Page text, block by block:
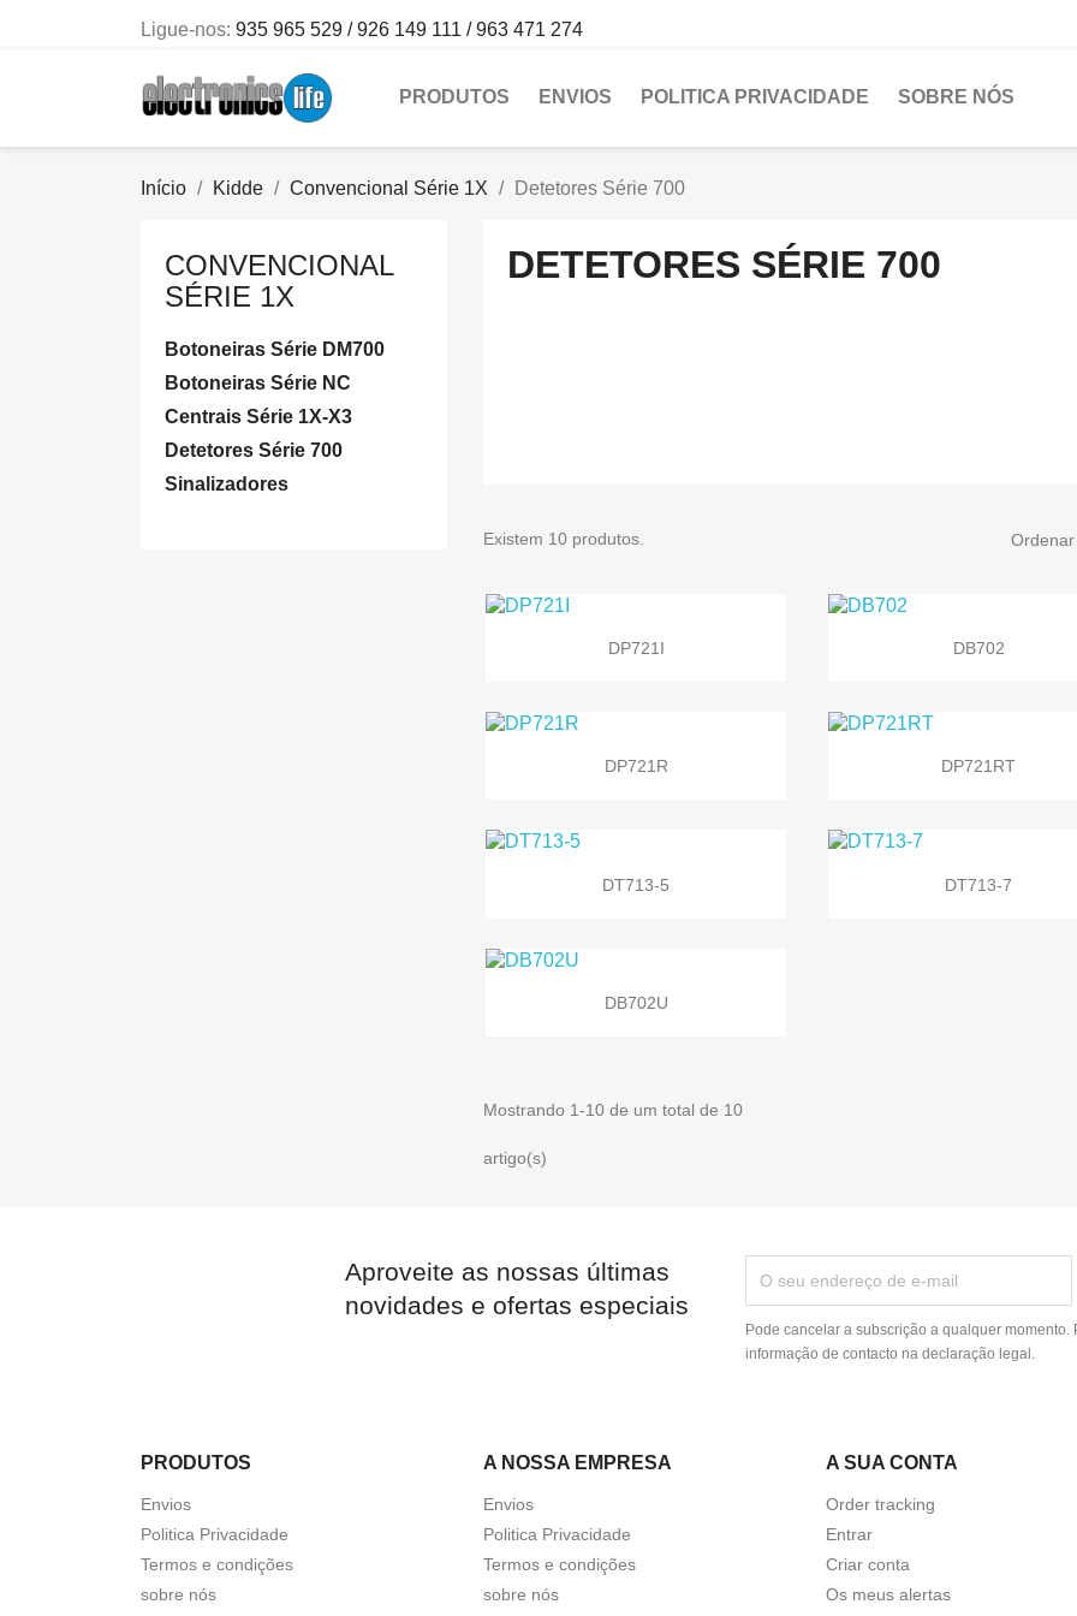
Ligue-nos: 935 965 529 / 926 149 111 / 963 471 274
PRODUTOS ENVIOS POLITICA PRIVACIDADE SOBRE NÓS
Início Kidde Convencional Série 1X Detetores Série 700
CONVENCIONAL
SÉRIE 1X
Botoneiras Série DM700
Botoneiras Série NC
Centrais Série 1X-X3
Detetores Série 700
Sinalizadores
DETETORES SÉRIE 700
Existem 10 produtos.
Vista rápida
DP721I Vista rápida
DB702
Vista rápida
DP721R Vista rápida
DP721RT
Vista rápida
DT713-5 Vista rápida
DT713-7
Vista rápida
DB702U
Mostrando 1-10 de um total de 10
artigo(s)
Aproveite as nossas últimas
novidades e ofertas especiais
Pode cancelar a subscrição a qualquer momento.
informação de contacto na declaração legal.
PRODUTOS
Envios
Politica Privacidade
Termos e condições
sobre nós
A NOSSA EMPRESA
Envios
Politica Privacidade
Termos e condições
sobre nós
A SUA CONTA
Order tracking
Entrar
Criar conta
Os meus alertas